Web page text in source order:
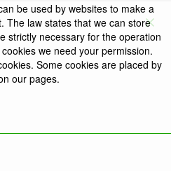
be used by websites to make a
The law states that we can store
strictly necessary for the operation
we need your permission.
Some cookies are placed by
our pages.